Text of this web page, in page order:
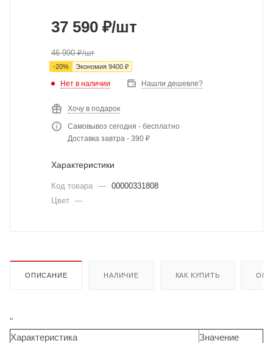
37 590 ₽/шт
46 990₽/шт
-20% Экономия 9400 ₽
Нет в наличии Нашли дешевле?
Хочу в подарок
Самовывоз сегодня - бесплатно
Доставка завтра - 390 ₽
Характеристики
Код товара — 00000331808
Цвет —
ОПИСАНИЕ НАЛИЧИЕ КАК КУПИТЬ
"
Характеристика
Значение